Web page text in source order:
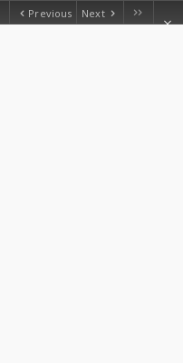
Previous Next